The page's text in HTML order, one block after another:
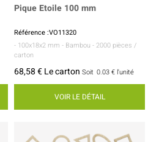
Pique Etoile 100 mm
Référence :VO11320
- 100x18x2 mm - Bambou - 2000 pièces /
carton
68,58 € Le carton Soit 0.03 € l'unité
VOIR LE DÉTAIL